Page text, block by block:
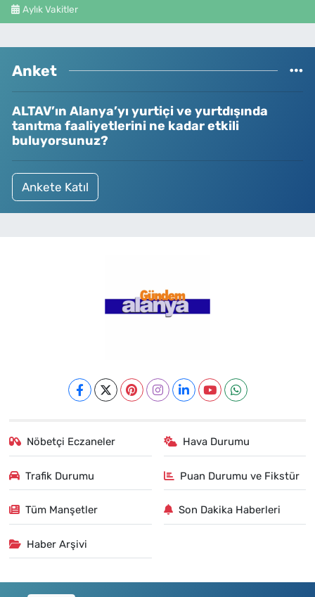
Aylık Vakitler
Anket
ALTAV’ın Alanya’yı yurtiçi ve yurtdışında
tanıtma faaliyetlerini ne kadar etkili
buluyorsunuz?
Ankete Katıl
Nöbetçi Eczaneler Hava Durumu
Trafik Durumu Puan Durumu ve Fikstür
Tüm Manşetler Son Dakika Haberleri
Haber Arşivi